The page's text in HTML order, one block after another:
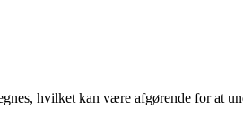
hvilket kan være afgørende for at